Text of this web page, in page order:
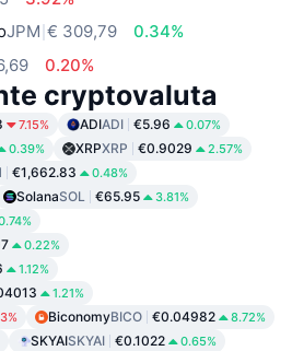
JPM € 309,79
0.34%
0.20%
cryptovaluta
7.15% ADIADI €5.96 0.07%
0.39% XRPXRP €0.9029 2.57%
€1,662.83 0.48%
SolanaSOL €65.95 3.81%
0.22%
1.12%
1.21%
BiconomyBICO €0.04982 8.72%
SKYAISKYAI €0.1022 0.65%